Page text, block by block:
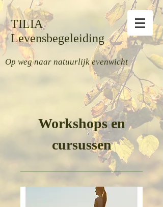
TILIA
Levensbegeleiding
Op weg naar natuurlijk evenwicht
Workshops en
cursussen